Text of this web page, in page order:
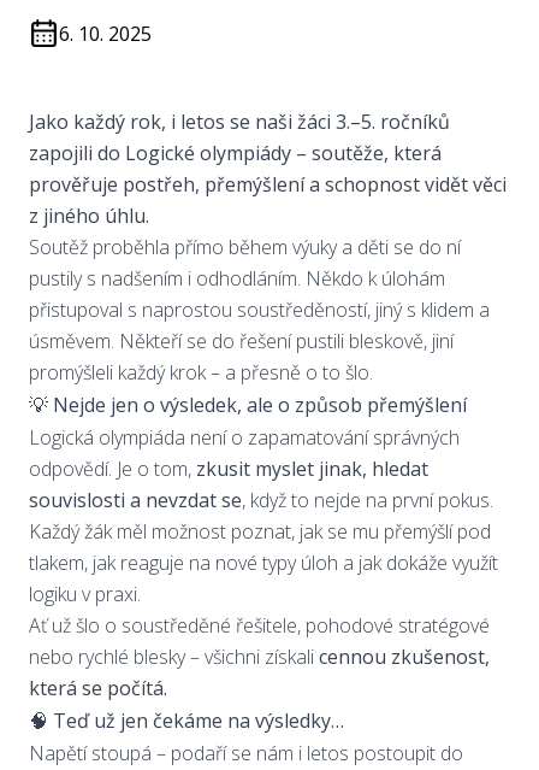
6. 10. 2025
Jako každý rok, i letos se naši žáci 3.–5. ročníků
zapojili do Logické olympiády – soutěže, která
prověřuje postřeh, přemýšlení a schopnost vidět věci
z jiného úhlu.
Soutěž proběhla přímo během výuky a děti se do ní
pustily s nadšením i odhodláním. Někdo k úlohám
přistupoval s naprostou soustředěností, jiný s klidem a
úsměvem. Někteří se do řešení pustili bleskově, jiní
promýšleli každý krok – a přesně o to šlo.
💡 Nejde jen o výsledek, ale o způsob přemýšlení
Logická olympiáda není o zapamatování správných
odpovědí. Je o tom, zkusit myslet jinak, hledat
souvislosti a nevzdat se, když to nejde na první pokus.
Každý žák měl možnost poznat, jak se mu přemýšlí pod
tlakem, jak reaguje na nové typy úloh a jak dokáže využít
logiku v praxi.
Ať už šlo o soustředěné řešitele, pohodové stratégové
nebo rychlé blesky – všichni získalicennou zkušenost,
která se počítá.
🧠 Teď už jen čekáme na výsledky…
Napětí stoupá – podaří se nám i letos postoupit do